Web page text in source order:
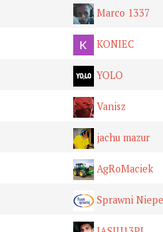
Marco 1337
KONIEC
YOLO
Vanisz
jachu mazur
AgRoMaciek
Sprawni